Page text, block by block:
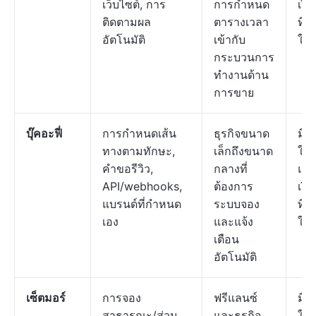
เว็บไซต์, การ
ติดตามผล
อัตโนมัติ
การกำหนด
ตารางเวลา
เข้ากับ
กระบวนการ
ทำงานด้าน
การขาย
เงิ
ที่
ใช้
บุ๊คอะฟี่
การกำหนดเส้น
ทางตามทักษะ,
คำขอรีวิว,
API/webhooks,
แบรนด์ที่กำหนด
เอง
ธุรกิจขนาด
เล็กถึงขนาด
กลางที่
ต้องการ
ระบบจอง
และแจ้ง
เตือน
อัตโนมัติ
มีแ
ให้
แผ
เงิ
ที่
ใช้
เซ็ตมอร์
การจอง
ฟรีแลนซ์
มีแ